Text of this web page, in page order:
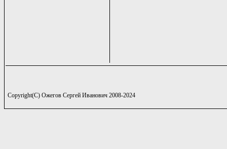
Copyright(C) Ожегов Сергей Иванович 2008-2024